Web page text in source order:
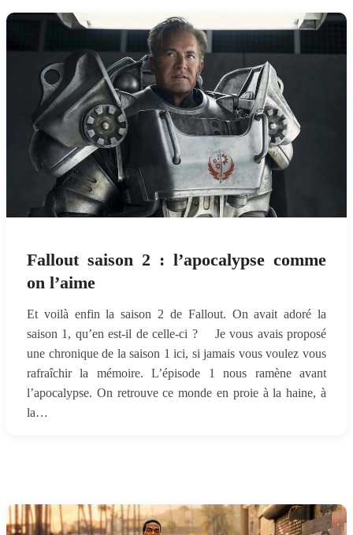
Fallout saison 2 : l’apocalypse comme
on l’aime
Et voilà enfin la saison 2 de Fallout. On avait adoré la
saison 1, qu’en est-il de celle-ci ? Je vous avais proposé
une chronique de la saison 1 ici, si jamais vous voulez vous
rafraîchir la mémoire. L’épisode 1 nous ramène avant
l’apocalypse. On retrouve ce monde en proie à la haine, à
la…